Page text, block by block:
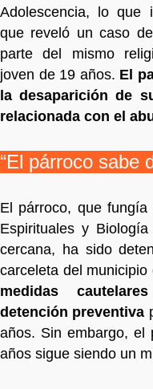
Adolescencia, lo que
que reveló un caso
parte del mismo
joven de 19 años. El
la desaparición de
relacionada con el
“El párroco sabe
El párroco, que
Espirituales y
cercana, ha sido
carceleta del municipio
medidas
detención preventiva
años. Sin embargo, el
años sigue siendo un